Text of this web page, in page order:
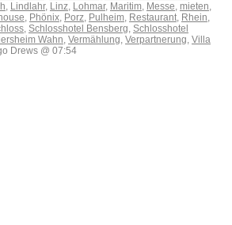
, Lindlahr, Linz, Lohmar, Maritim, Messe, mieten,
, Phönix, Porz, Pulheim, Restaurant, Rhein,
, Schlosshotel Bensberg, Schlosshotel
Wahn, Vermählung, Verpartnerung, Villa
Drews @ 07:54